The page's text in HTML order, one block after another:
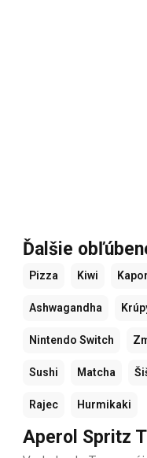
Ďalšie
Pizza Kiwi Kapor
Ashwagandha
Nintendo Switch
Sushi Matcha
Rajec Hurmikaki
Aperol Spritz